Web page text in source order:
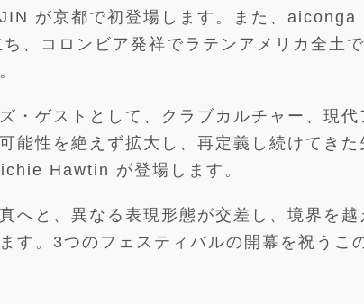
が京都で初登場します。また、aiconga
、コロンビア発祥でラテンアメリカ全土
・ゲストとして、クラブカルチャー、現代
能性を絶えず拡大し、再定義し続けてきた
Hawtin が登場します。
へと、異なる表現形態が交差し、境界を越
す。3つのフェスティバルの開幕を祝うこ